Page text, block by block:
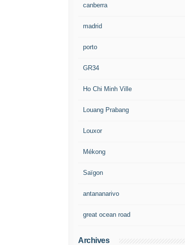
canberra
madrid
porto
GR34
Ho Chi Minh Ville
Louang Prabang
Louxor
Mékong
Saïgon
antananarivo
great ocean road
Archives